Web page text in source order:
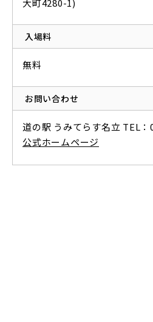
大町4280-1)
入場料
無料
お問い合わせ
道の駅 うみてらす名立 TEL
公式ホームページ